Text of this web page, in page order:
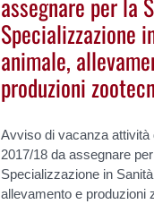
Specializzazione
animale,
produzioni
Avviso di vacanza attività
2017/18 da assegnare
Specializzazione in
allevamento e produzioni